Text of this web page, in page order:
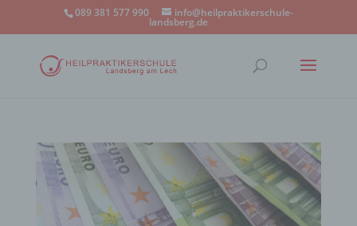
089 381 577 990 info@heilpraktikerschule-
landsberg.de